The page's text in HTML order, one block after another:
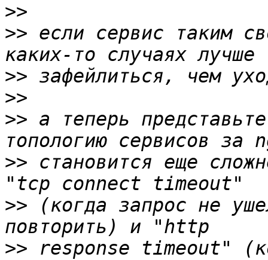
>>
>> если сервис таким
>>
>>
>> а теперь
>> становится еще
>> (когда запрос не
>> response timeout"